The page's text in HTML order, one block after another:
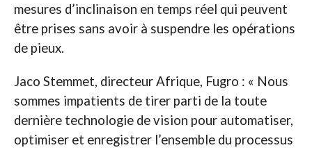
mesures d’inclinaison en temps réel qui peuvent
être prises sans avoir à suspendre les opérations
de pieux.
Jaco Stemmet, directeur Afrique, Fugro : « Nous
sommes impatients de tirer parti de la toute
dernière technologie de vision pour automatiser,
optimiser et enregistrer l’ensemble du processus